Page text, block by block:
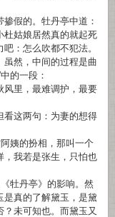
假的。牡丹亭中道：
杜姑娘居然真的就起死
：怎么吹都不犯法。
然，中间的过程是曲
的一段：
里，最难调护，最要
这两句：为妻的想得
姨的扮相，那叫一个
，我若是张生，只怕也
牡丹亭》的影响。然
是真的了解黛玉，是黛
未可知也。而黛玉又